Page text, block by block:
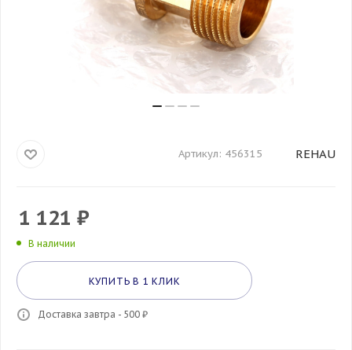
Артикул: 456315 REHAU
1 121 ₽
В наличии
КУПИТЬ В 1 КЛИК
Доставка завтра - 500 ₽